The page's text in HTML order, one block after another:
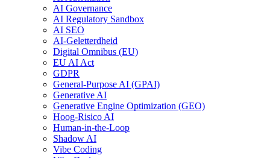
AI Governance
AI Regulatory Sandbox
AI SEO
AI-Geletterdheid
Digital Omnibus (EU)
EU AI Act
GDPR
General-Purpose AI (GPAI)
Generative AI
Generative Engine Optimization (GEO)
Hoog-Risico AI
Human-in-the-Loop
Shadow AI
Vibe Coding